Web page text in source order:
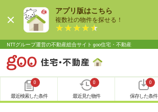
アプリ版はこちら
複数社の物件を探せる！
NTTグループ運営の不動産総合サイト goo住宅・不動産
0
最近検索した条件
0
最近見た物件
0
保存した条件